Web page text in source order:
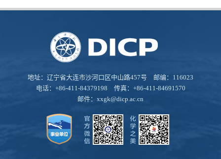
地址：辽宁省大连市沙河口区中山路457号 邮编：116023
电话：+86-411-84379198 传真：+86-411-84691570
邮件： xxgk@dicp.ac.cn